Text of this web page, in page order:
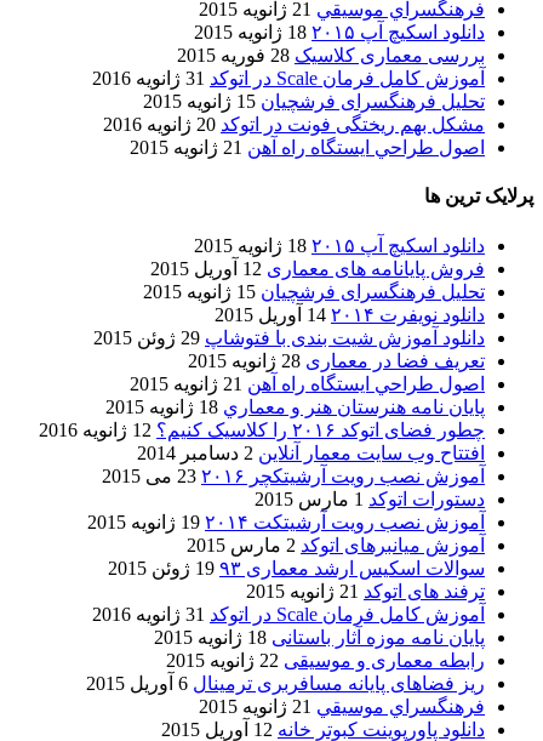
فرهنگسراي موسيقي 21 ژانویه 2015
دانلود اسکیچ آپ ۲۰۱۵
18 ژانویه 2015
بررسی معماری کلاسیک 28 فوریه 2015
آموزش کامل فرمان Scale در اتوکد
31 ژانویه 2016
تحلیل فرهنگسرای فرشچیان 15 ژانویه 2015
مشکل بهم ریختگی فونت در اتوکد 20 ژانویه 2016
اصول طراحي ایستگاه راه آهن 21 ژانویه 2015
پرلایک ترین ها
دانلود اسکیچ آپ ۲۰۱۵
18 ژانویه 2015
فروش پایانامه های معماری 12 آوریل 2015
تحلیل فرهنگسرای فرشچیان 15 ژانویه 2015
دانلود نویفرت ۲۰۱۴
14 آوریل 2015
دانلود آموزش شیت بندی با فتوشاپ 29 ژوئن 2015
تعریف فضا در معماری 28 ژانویه 2015
اصول طراحي ایستگاه راه آهن 21 ژانویه 2015
پایان نامه هنرستان هنر و معماري 18 ژانویه 2015
چطور فضای اتوکد ۲۰۱۶ را کلاسیک کنیم؟
12 ژانویه 2016
افتتاح وب سایت معمار آنلاین 2 دسامبر 2014
آموزش نصب رویت آرشیتکچر ۲۰۱۶
23 می 2015
دستورات اتوکد 1 مارس 2015
آموزش نصب رویت آرشیتکت ۲۰۱۴
19 ژانویه 2015
آموزش میانبرهای اتوکد 2 مارس 2015
سوالات اسکیس ارشد معماری ۹۳
19 ژوئن 2015
ترفند های اتوکد 21 ژانویه 2015
آموزش کامل فرمان Scale در اتوکد
31 ژانویه 2016
پایان نامه موزه آثار باستانی 18 ژانویه 2015
رابطه معماری و موسیقی 22 ژانویه 2015
ریز فضاهای پایانه مسافربری ترمینال 6 آوریل 2015
فرهنگسراي موسيقي 21 ژانویه 2015
دانلود پاورپوینت کبوتر خانه 12 آوریل 2015